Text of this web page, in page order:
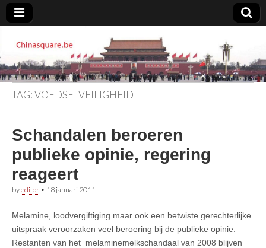
Chinasquare.be
TAG:VOEDSELVEILIGHEID
Schandalen beroeren
publieke opinie, regering
reageert
byeditor • 18 januari 2011
Melamine, loodvergiftiging maar ook een betwiste gerechterlijke
uitspraak veroorzaken veel beroering bij de publieke opinie.
Restanten van het melaminemelkschandaal van 2008 blijven